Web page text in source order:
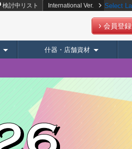
検討中リスト International Ver. Select
会員登
什器・店舗資材